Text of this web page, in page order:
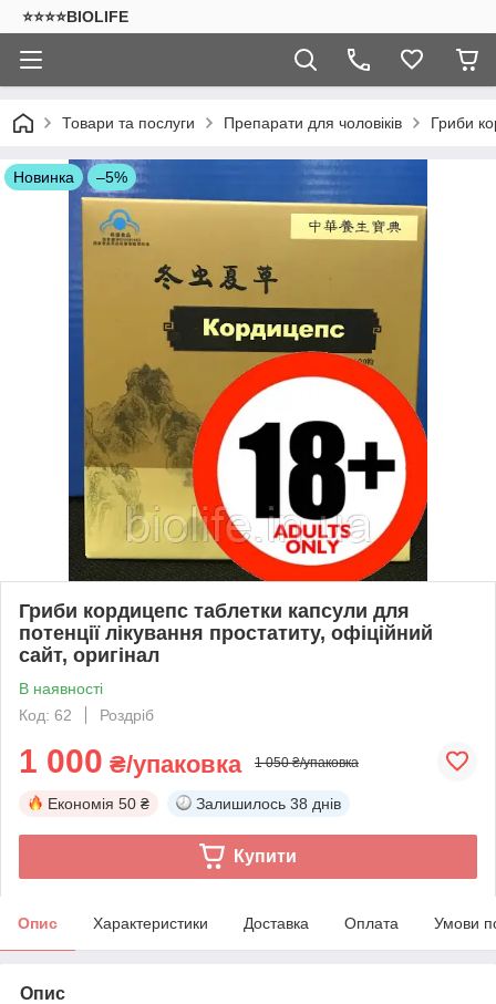
⭐⭐⭐⭐BIOLIFE
Товари та послуги Препарати для чоловіків Гриби
Новинка –5%
Гриби кордицепс таблетки капсули для
потенції лікування простатиту, офіційний
сайт, оригінал
В наявності
Код: 62
Роздріб
1 000 ₴/упаковка 1 050 ₴/упаковка
Економія 50 ₴ Залишилось 38 днів
Купити
Опис Характеристики Доставка Оплата Умови
Опис